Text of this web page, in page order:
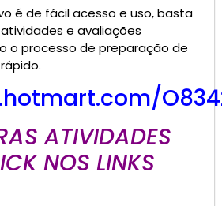
é de fácil acesso e uso, basta
e avaliações
o processo de preparação de
ATIVIDADES
NOS LINKS